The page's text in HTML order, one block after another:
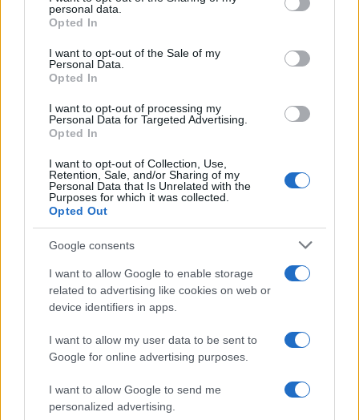
grant or deny consent to Google and its third-party tags to
use your data for below specified purposes in below Google
consent section.
personal data.
Opted In
I want to opt-out of the Sale of my
Personal Data.
Opted In
I want to opt-out of processing my
Personal Data for Targeted Advertising.
Opted In
I want to opt-out of Collection, Use,
Retention, Sale, and/or Sharing of my
Personal Data that Is Unrelated with the
Purposes for which it was collected.
Opted Out
Google consents
I want to allow Google to enable storage
related to advertising like cookies on web or
device identifiers in apps.
I want to allow my user data to be sent to
Google for online advertising purposes.
I want to allow Google to send me
personalized advertising.
gerente del parque. Este enfoque no solo ayuda a
monitorizar los movimientos de los elefantes,
sino que también fomenta un sentido de
responsabilidad compartida entre visitantes y
personal.
La presencia de elefantes tan cerca del
Kgalagadi Transfrontier Park podría tener
implicaciones de gran alcance. Este avistamiento
podría impulsar investigaciones adicionales
sobre los impulsores del movimiento de los
elefantes en entornos áridos, informar
estrategias de conservación futuras e influir en
la planificación de infraestructuras dentro y
alrededor del parque. Para el sector turístico
africano, esta situación es un recordatorio
oportuno de la importancia de mantenerse
atento a los cambios ecológicos y estar listo para
adaptar su oferta en respuesta a nuevos